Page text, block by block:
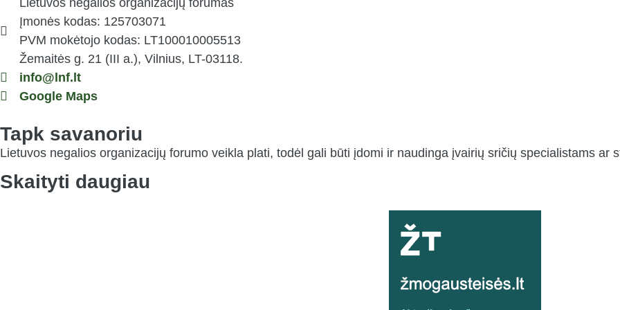
Įmonės kodas: 125703071
PVM mokėtojo kodas: LT100010005513
Žemaitės g. 21 (III a.), Vilnius, LT-03118.
info@lnf.lt
Google Maps
Tapk savanoriu
Lietuvos negalios organizacijų forumo veikla plati, todėl gali būti įdomi ir naudinga įvairių sričių specialistams ar
Skaityti daugiau